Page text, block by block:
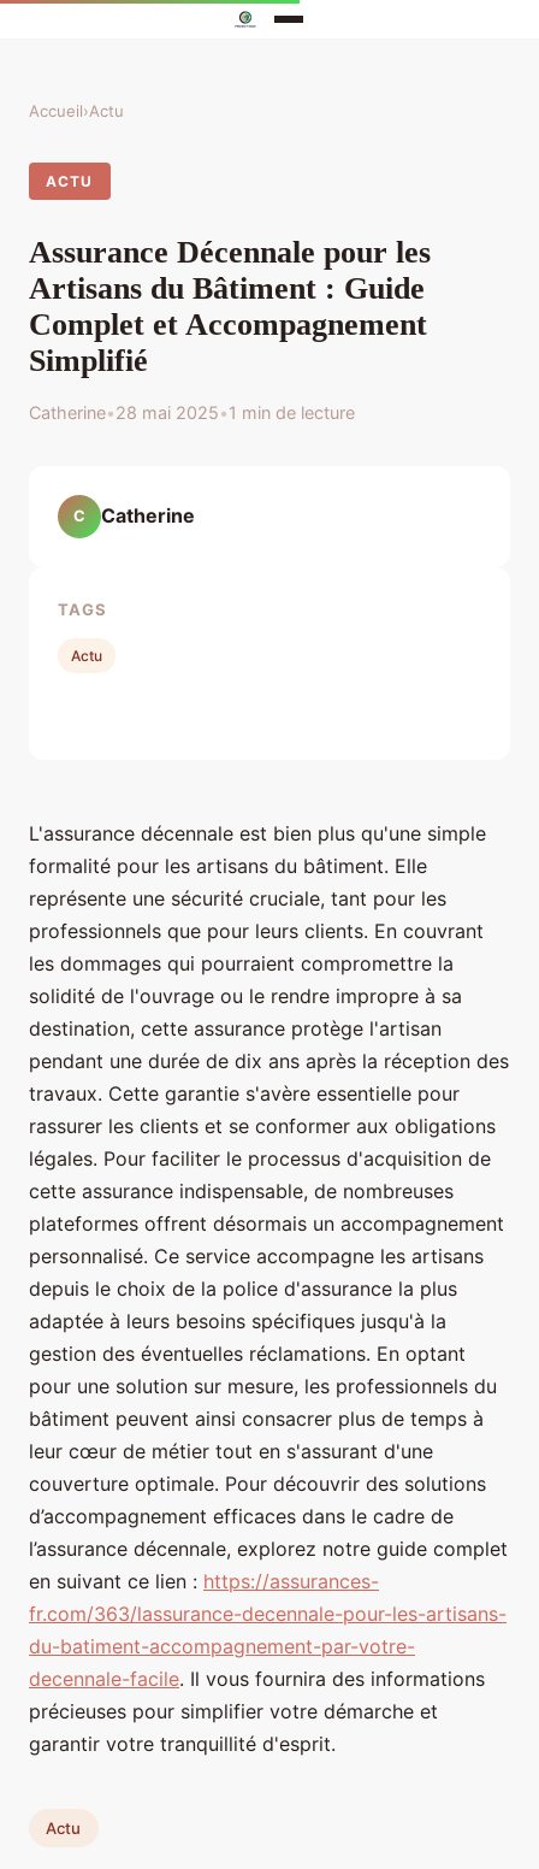
Accueil›Actu
ACTU
Assurance Décennale pour les
Artisans du Bâtiment : Guide
Complet et Accompagnement
Simplifié
Catherine•28 mai 2025•1 min de lecture
L'assurance décennale est bien plus qu'une simple
formalité pour les artisans du bâtiment. Elle
représente une sécurité cruciale, tant pour les
professionnels que pour leurs clients. En couvrant
les dommages qui pourraient compromettre la
solidité de l'ouvrage ou le rendre impropre à sa
destination, cette assurance protège l'artisan
pendant une durée de dix ans après la réception des
travaux. Cette garantie s'avère essentielle pour
rassurer les clients et se conformer aux obligations
légales. Pour faciliter le processus d'acquisition de
cette assurance indispensable, de nombreuses
plateformes offrent désormais un accompagnement
personnalisé. Ce service accompagne les artisans
depuis le choix de la police d'assurance la plus
adaptée à leurs besoins spécifiques jusqu'à la
gestion des éventuelles réclamations. En optant
pour une solution sur mesure, les professionnels du
bâtiment peuvent ainsi consacrer plus de temps à
leur cœur de métier tout en s'assurant d'une
couverture optimale. Pour découvrir des solutions
d’accompagnement efficaces dans le cadre de
l’assurance décennale, explorez notre guide complet
en suivant ce lien : https://assurances-
fr.com/363/lassurance-decennale-pour-les-artisans-
du-batiment-accompagnement-par-votre-
decennale-facile. Il vous fournira des informations
précieuses pour simplifier votre démarche et
garantir votre tranquillité d'esprit.
Actu
C Catherine
TAGS
Actu